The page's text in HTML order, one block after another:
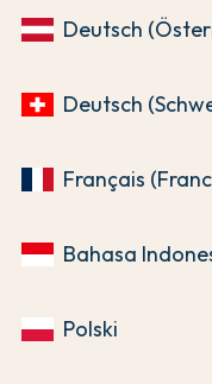
Deutsch
Deutsch
Français
Bahasa
Polski